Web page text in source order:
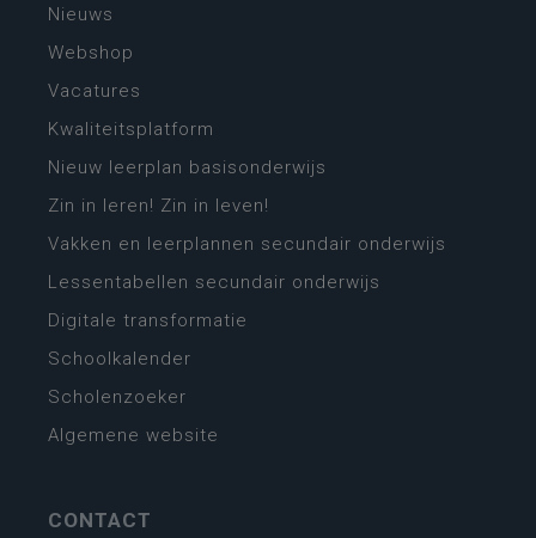
Nieuws
Webshop
Vacatures
Kwaliteitsplatform
Nieuw leerplan basisonderwijs
Zin in leren! Zin in leven!
Vakken en leerplannen secundair onderwijs
Lessentabellen secundair onderwijs
Digitale transformatie
Schoolkalender
Scholenzoeker
Algemene website
CONTACT